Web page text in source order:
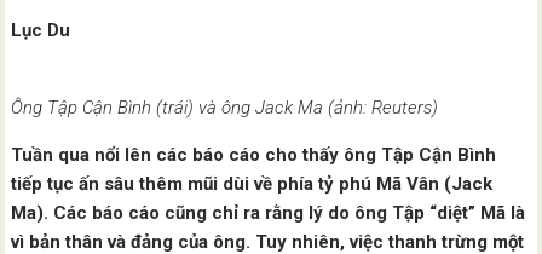
Lục Du
Ông Tập Cận Bình (trái) và ông Jack Ma (ảnh: Reuters)
Tuần qua nổi lên các báo cáo cho thấy ông Tập Cận Bình
tiếp tục ấn sâu thêm mũi dùi về phía tỷ phú Mã Vân (Jack
Ma). Các báo cáo cũng chỉ ra rằng lý do ông Tập “diệt” Mã là
vì bản thân và đảng của ông. Tuy nhiên, việc thanh trừng một